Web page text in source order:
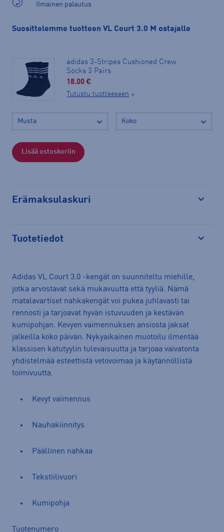
Ilmainen palautus
Suosittelemme tuotteen VL Court 3.0 M ostajalle
adidas 3-Stripes Cushioned Crew
Socks 3 Pairs
18.00 €
Tutustu tuotteeseen
Lisää ostoskoriin
Erämaksulaskuri
Tuotetiedot
Adidas VL Court 3.0 -kengät on suunniteltu miehille,
jotka arvostavat sekä mukavuutta että tyyliä. Nämä
matalavartiset nahkakengät voi pukea juhlavasti tai
rennosti ja tarjoavat hyvän istuvuuden ja kestävän
kumipohjan. Kevyen vaimennuksen ansiosta jaksat
jalkeilla koko päivän. Nykyaikainen muotoilu ilmentää
klassisen katutyylin tulevaisuutta ja tarjoaa vaivatonta
yhdistelmää esteettistä vetovoimaa ja käytännöllistä
toimivuutta.
Kevyt vaimennus
Nauhakiinnitys
Päällinen nahkaa
Tekstiilivuori
Kumipohja
Tuotenumero